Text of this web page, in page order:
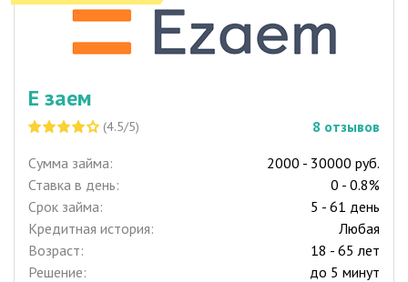
Е заем
(4.5/5) 8 отзывов
Сумма займа:
2000 - 30000 руб.
Ставка в день:
0 - 0.8%
Срок займа:
5 - 61 день
Кредитная история:
Любая
Возраст:
18 - 65 лет
Решение:
до 5 минут